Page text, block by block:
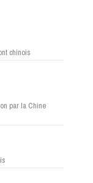
chinois
par la Chine